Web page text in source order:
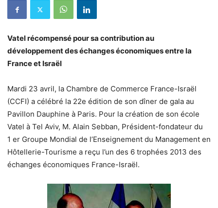
Vatel récompensé pour sa contribution au
développement des échanges économiques entre la
France et Israël
Mardi 23 avril, la Chambre de Commerce France-Israël
(CCFI) a célébré la 22e édition de son dîner de gala au
Pavillon Dauphine à Paris. Pour la création de son école
Vatel à Tel Aviv, M. Alain Sebban, Président-fondateur du
1 er Groupe Mondial de l’Enseignement du Management en
Hôtellerie-Tourisme a reçu l’un des 6 trophées 2013 des
échanges économiques France-Israël.